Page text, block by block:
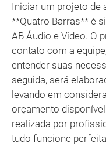
Iniciar um projeto de
**Quatro Barras** é
AB Áudio e Vídeo. O
contato com a
entender suas
seguida, será
levando em
orçamento
realizada por
tudo funcione